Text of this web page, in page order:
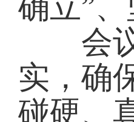
确立”
会议
实，确
碰硬、